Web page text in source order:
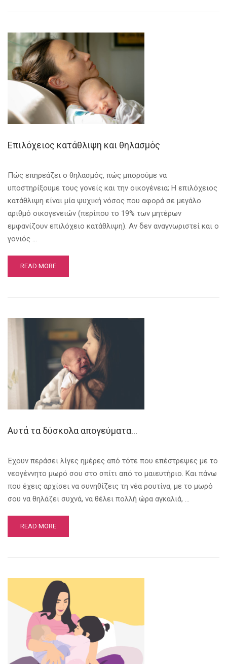
Επιλόχειος κατάθλιψη και θηλασμός
Πώς επηρεάζει ο θηλασμός, πώς μπορούμε να
υποστηρίξουμε τους γονείς και την οικογένεια; Η επιλόχειος
κατάθλιψη είναι μία ψυχική νόσος που αφορά σε μεγάλο
αριθμό οικογενειών (περίπου το 19% των μητέρων
εμφανίζουν επιλόχειο κατάθλιψη). Αν δεν αναγνωριστεί και ο
γονιός …
READ MORE
Αυτά τα δύσκολα απογεύματα…
Έχουν περάσει λίγες ημέρες από τότε που επέστρεψες με το
νεογέννητο μωρό σου στο σπίτι από το μαιευτήριο. Και πάνω
που έχεις αρχίσει να συνηθίζεις τη νέα ρουτίνα, με το μωρό
σου να θηλάζει συχνά, να θέλει πολλή ώρα αγκαλιά, …
READ MORE